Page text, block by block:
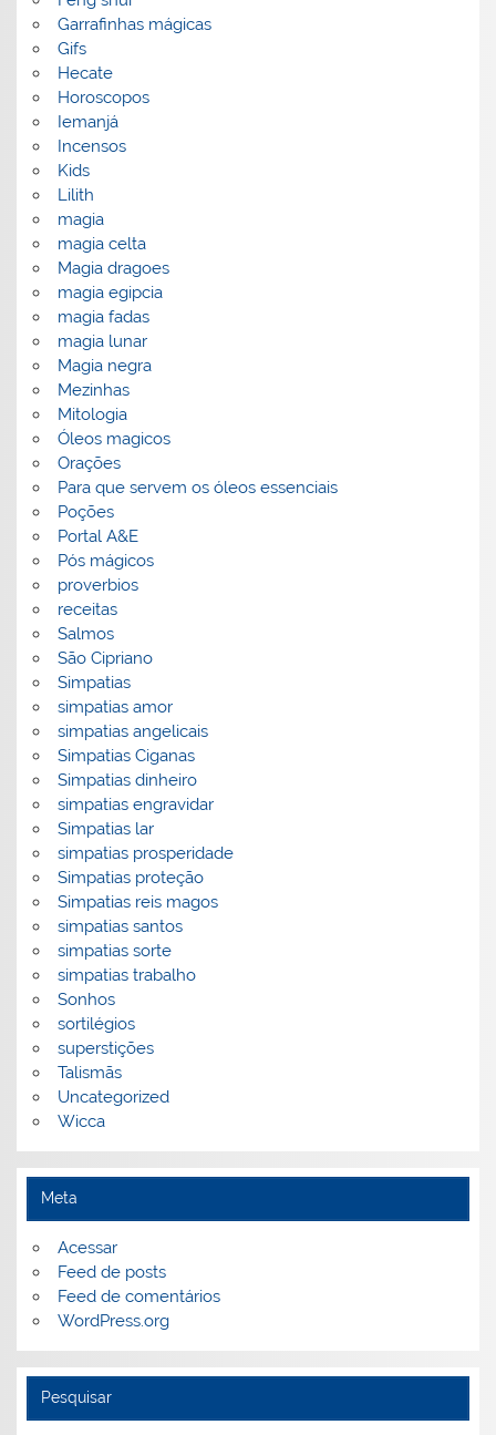
Garrafinhas mágicas
Gifs
Hecate
Horoscopos
Iemanjá
Incensos
Kids
Lilith
magia
magia celta
Magia dragoes
magia egipcia
magia fadas
magia lunar
Magia negra
Mezinhas
Mitologia
Óleos magicos
Orações
Para que servem os óleos essenciais
Poções
Portal A&E
Pós mágicos
proverbios
receitas
Salmos
São Cipriano
Simpatias
simpatias amor
simpatias angelicais
Simpatias Ciganas
Simpatias dinheiro
simpatias engravidar
Simpatias lar
simpatias prosperidade
Simpatias proteção
Simpatias reis magos
simpatias santos
simpatias sorte
simpatias trabalho
Sonhos
sortilégios
superstições
Talismãs
Uncategorized
Wicca
Meta
Acessar
Feed de posts
Feed de comentários
WordPress.org
Pesquisar